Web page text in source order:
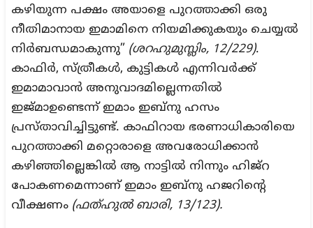
കഴിയുന്ന പക്ഷം അയാളെ പുറത്താക്കി ഒരു
നീതിമാനായ ഇമാമിനെ നിയമിക്കുകയും ചെയ്യൽ
നിർബന്ധമാകുന്നു” (ശറഹുമുസ്ലിം, 12/229).
കാഫിർ, സ്ത്രീകൾ, കുട്ടികൾ എന്നിവർക്ക്
ഇമാമാവാൻ അനുവാദമില്ലെന്നതിൽ
ഇജ്‌മാഉണ്ടെന്ന് ഇമാം ഇബ്നു ഹസം
പ്രസ്താവിച്ചിട്ടുണ്ട്. കാഫിറായ ഭരണാധികാരിയെ
പുറത്താക്കി മറ്റൊരാളെ അവരോധിക്കാൻ
കഴിഞ്ഞില്ലെങ്കിൽ ആ നാട്ടിൽ നിന്നും ഹിജ്റ
പോകണമെന്നാണ് ഇമാം ഇബ്നു ഹജറിന്റെ
വീക്ഷണം (ഫത്ഹുൽ ബാരി, 13/123).